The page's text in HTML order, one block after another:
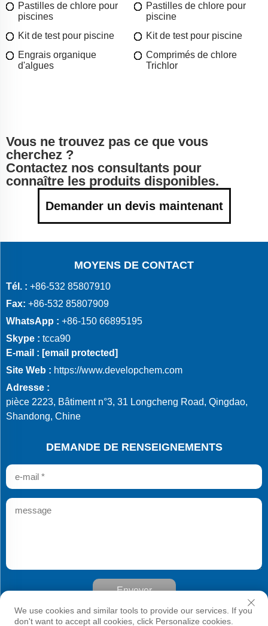
Pastilles de chlore pour
piscines
Pastilles de chlore pour
piscine
Kit de test pour piscine
Kit de test pour piscine
Engrais organique
d'algues
Comprimés de chlore
Trichlor
Vous ne trouvez pas ce que vous
cherchez ?
Contactez nos consultants pour
connaître les produits disponibles.
Demander un devis maintenant
MOYENS DE CONTACT
Tél. : +86-532 85807910
Fax: +86-532 85807909
WhatsApp : +86-150 66895195
Skype : tcca90
E-mail : [email protected]
Site Web : https://www.developchem.com
Adresse :
pièce 2223, Bâtiment n°3, 31 Longcheng Road, Qingdao,
Shandong, Chine
DEMANDE DE RENSEIGNEMENTS
Envoyer
Droits d'auteur © Qingdao Develop Chemistry Co., Ltd. Tous
droits réservés
We use cookies and similar tools to provide our services. If you
don't want to accept all cookies, click Personalize cookies.